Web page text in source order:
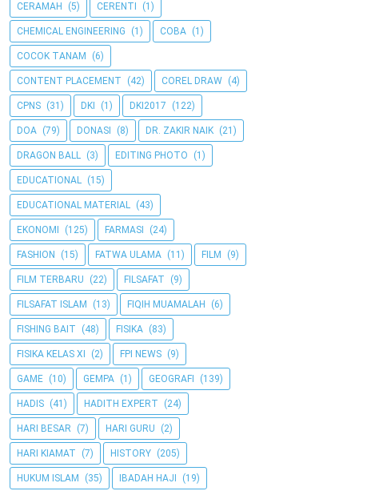
CERAMAH (5) CERENTI (1)
CHEMICAL ENGINEERING (1) COBA (1)
COCOK TANAM (6)
CONTENT PLACEMENT (42) COREL DRAW (4)
CPNS (31) DKI (1) DKI2017 (122)
DOA (79) DONASI (8) DR. ZAKIR NAIK (21)
DRAGON BALL (3) EDITING PHOTO (1)
EDUCATIONAL (15)
EDUCATIONAL MATERIAL (43)
EKONOMI (125) FARMASI (24)
FASHION (15) FATWA ULAMA (11) FILM (9)
FILM TERBARU (22) FILSAFAT (9)
FILSAFAT ISLAM (13) FIQIH MUAMALAH (6)
FISHING BAIT (48) FISIKA (83)
FISIKA KELAS XI (2) FPI NEWS (9)
GAME (10) GEMPA (1) GEOGRAFI (139)
HADIS (41) HADITH EXPERT (24)
HARI BESAR (7) HARI GURU (2)
HARI KIAMAT (7) HISTORY (205)
HUKUM ISLAM (35) IBADAH HAJI (19)